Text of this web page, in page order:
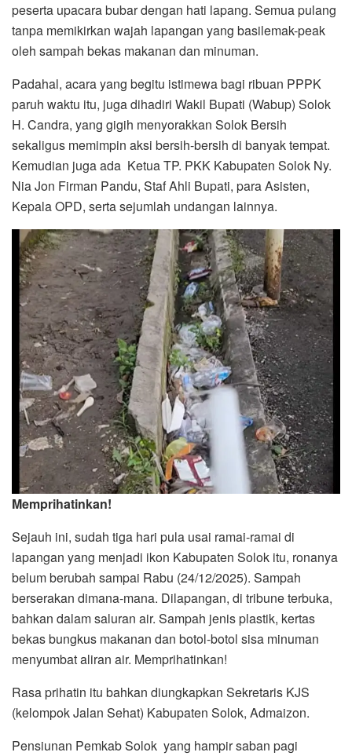
peserta upacara bubar dengan hati lapang. Semua pulang
tanpa memikirkan wajah lapangan yang basilemak-peak
oleh sampah bekas makanan dan minuman.
Padahal, acara yang begitu istimewa bagi ribuan PPPK
paruh waktu itu, juga dihadiri Wakil Bupati (Wabup) Solok
H. Candra, yang gigih menyorakkan Solok Bersih
sekaligus memimpin aksi bersih-bersih di banyak tempat.
Kemudian juga ada Ketua TP. PKK Kabupaten Solok Ny.
Nia Jon Firman Pandu, Staf Ahli Bupati, para Asisten,
Kepala OPD, serta sejumlah undangan lainnya.
Memprihatinkan!
Sejauh ini, sudah tiga hari pula usai ramai-ramai di
lapangan yang menjadi ikon Kabupaten Solok itu, ronanya
belum berubah sampai Rabu (24/12/2025). Sampah
berserakan dimana-mana. Dilapangan, di tribune terbuka,
bahkan dalam saluran air. Sampah jenis plastik, kertas
bekas bungkus makanan dan botol-botol sisa minuman
menyumbat aliran air. Memprihatinkan!
Rasa prihatin itu bahkan diungkapkan Sekretaris KJS
(kelompok Jalan Sehat) Kabupaten Solok, Admaizon.
Pensiunan Pemkab Solok yang hampir saban pagi